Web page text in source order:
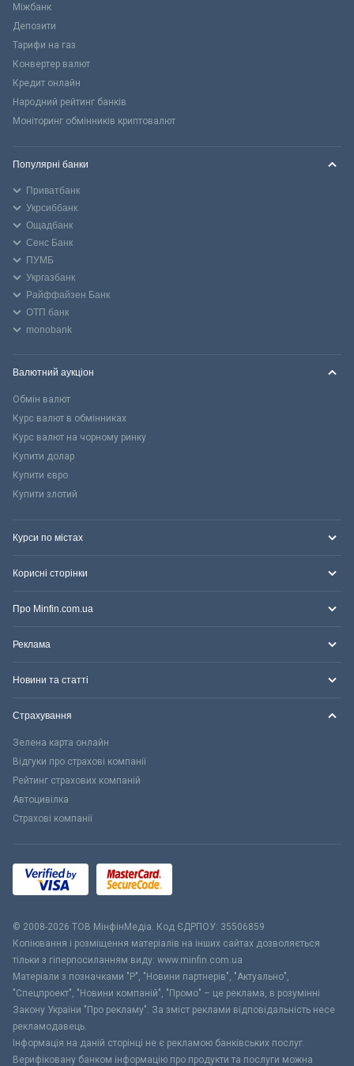
Міжбанк
Депозити
Тарифи на газ
Конвертер валют
Кредит онлайн
Народний рейтинг банків
Моніторинг обмінників криптовалют
Популярні банки
Приватбанк
Укрсиббанк
Ощадбанк
Сенс Банк
ПУМБ
Укргазбанк
Райффайзен Банк
ОТП банк
monobank
Валютний аукціон
Обмін валют
Курс валют в обмінниках
Курс валют на чорному ринку
Купити долар
Купити євро
Купити злотий
Курси по містах
Корисні сторінки
Про Minfin.com.ua
Реклама
Новини та статті
Страхування
Зелена карта онлайн
Відгуки про страхові компанії
Рейтинг страхових компаній
Автоцивілка
Страхові компанії
© 2008-2026 ТОВ МiнфiнМедiа. Код ЄДРПОУ: 35506859
Копіювання і розміщення матеріалів на інших сайтах дозволяється
тільки з гіперпосиланням виду: www.minfin.com.ua
Матеріали з позначками "Р", "Новини партнерів", "Актуально",
"Спецпроект", "Новини компаній", "Промо" – це реклама, в розумінні
Закону України "Про рекламу". За зміст реклами відповідальність несе
рекламодавець.
Інформація на даній сторінці не є рекламою банківських послуг.
Верифіковану банком інформацію про продукти та послуги можна